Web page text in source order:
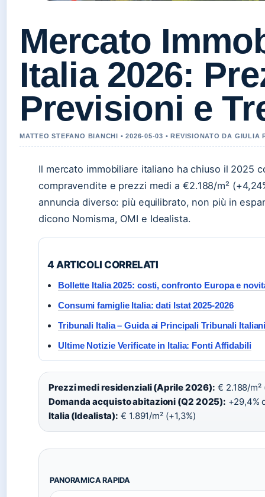
Mercato
Italia 2026:
Previsioni e
MATTEO STEFANO BIANCHI • 2026-05-03 • REVISIONATO DA GIULIA
Il mercato immobiliare italiano ha chiuso il 2025
compravendite e prezzi medi a €2.188/m²
annuncia diverso: più equilibrato, non più in
dicono Nomisma, OMI e Idealista.
4 ARTICOLI CORRELATI
Bollette Italia 2025: costi, confronto Europa e
Consumi famiglie Italia: dati Istat 2025-2026
Tribunali Italia – Guida ai Principali Tribunali
Ultime Notizie Verificate in Italia: Fonti Affidabili
Prezzi medi residenziali (Aprile 2026): € 2.188/m²
Domanda acquisto abitazioni (Q2 2025): +29,4%
Italia (Idealista): € 1.891/m² (+1,3%)
PANORAMICA RAPIDA